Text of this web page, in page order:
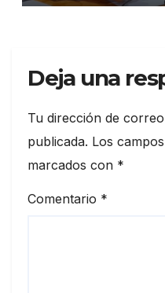
Deja una
Tu dirección de
publicada. Los
marcados con *
Comentario *